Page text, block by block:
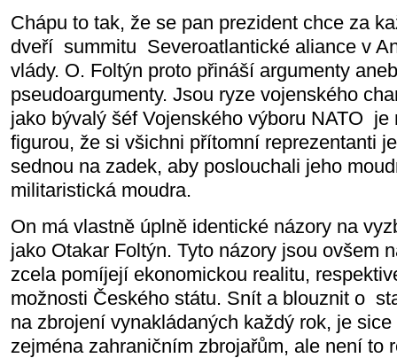
Chápu to tak, že se pan prezident chce za
dveří summitu Severoatlantické aliance v
vlády. O. Foltýn proto přináší argumenty
pseudoargumenty. Jsou ryze vojenského
jako bývalý šéf Vojenského výboru NATO je
figurou, že si všichni přítomní reprezentanti
sednou na zadek, aby poslouchali jeho
militaristická moudra.
On má vlastně úplně identické názory na
jako Otakar Foltýn. Tyto názory jsou ovšem
zcela pomíjejí ekonomickou realitu,
možnosti Českého státu. Snít a blouznit o
na zbrojení vynakládaných každý rok, je
zejména zahraničním zbrojařům, ale není to